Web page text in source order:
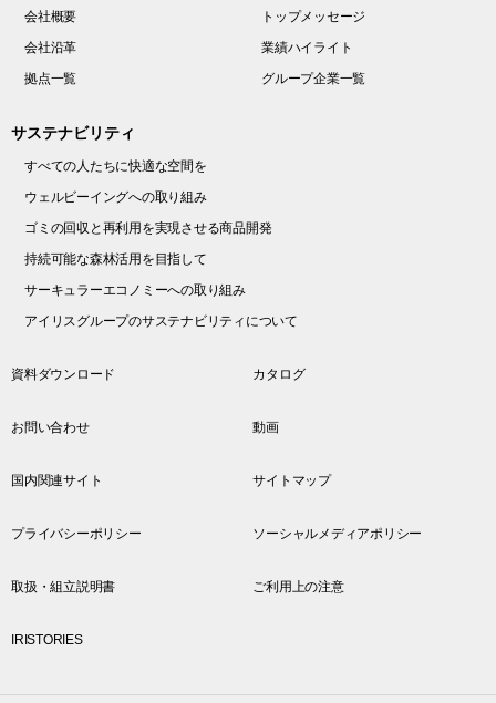
会社概要
トップメッセージ
会社沿革
業績ハイライト
拠点一覧
グループ企業一覧
サステナビリティ
すべての人たちに快適な空間を
ウェルビーイングへの取り組み
ゴミの回収と再利用を実現させる商品開発
持続可能な森林活用を目指して
サーキュラーエコノミーへの取り組み
アイリスグループのサステナビリティについて
資料ダウンロード カタログ
お問い合わせ 動画
国内関連サイト サイトマップ
プライバシーポリシー ソーシャルメディアポリシー
取扱・組立説明書 ご利用上の注意
IRISTORIES